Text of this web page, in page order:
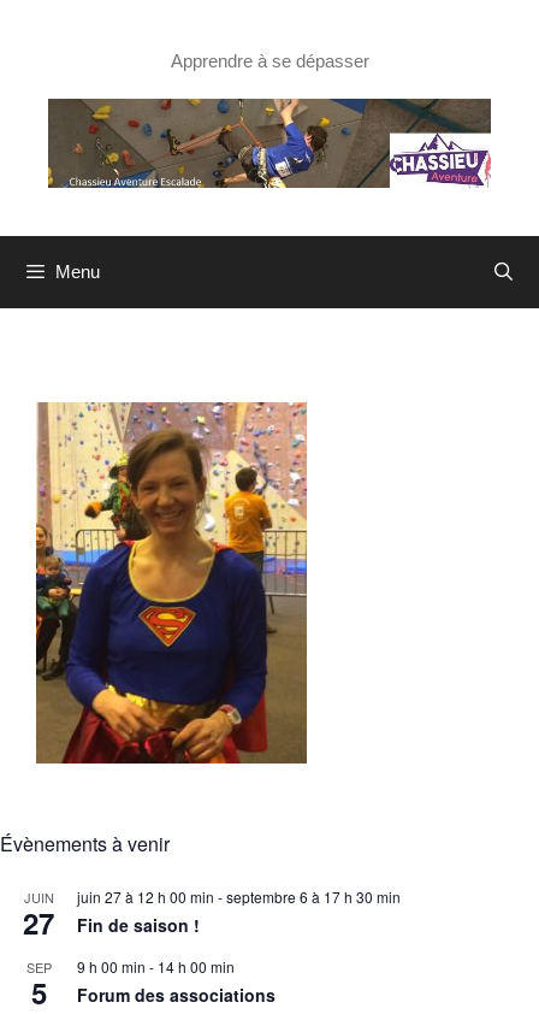
Apprendre à se dépasser
Menu
Évènements à venir
JUIN
27
juin 27 à 12 h 00 min -septembre 6 à 17 h 30 min
Fin de saison !
SEP
5
9 h 00 min - 14 h 00 min
Forum des associations